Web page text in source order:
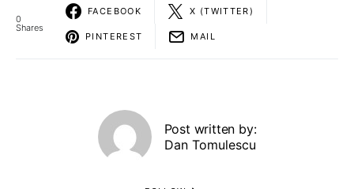
0
Shares
FACEBOOK X (TWITTER)
PINTEREST MAIL
Post written by:
Dan Tomulescu